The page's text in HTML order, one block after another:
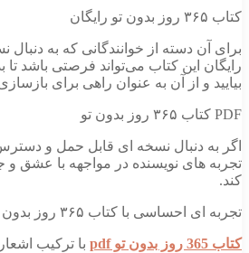
کتاب ۳۶۵ روز بدون تو رایگان
برای آن دسته از خوانندگانی که به دنبال
رایگان این کتاب می‌تواند فرصتی باشد
بیایید و از آن به عنوان راهی برای
PDF کتاب ۳۶۵ روز بدون تو
تجربه‌ های نویسنده در مواجهه با عشق
کند.
تجربه‌ ای احساسی با کتاب ۳۶۵ روز بدون تو
کتاب 365 روز بدون تو pdf
با ترکیب